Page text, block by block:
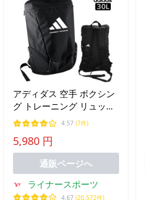
アディダス 空手 ボクシン
グ トレーニング リュック
サック バックパック Mサ
イズ 30リットル コンバッ
トスポーツ ryu
ADIACC090CS
4.57 (7件)
5,980 円
通販ページへ
ライナースポーツ
4.67 (20,572件)